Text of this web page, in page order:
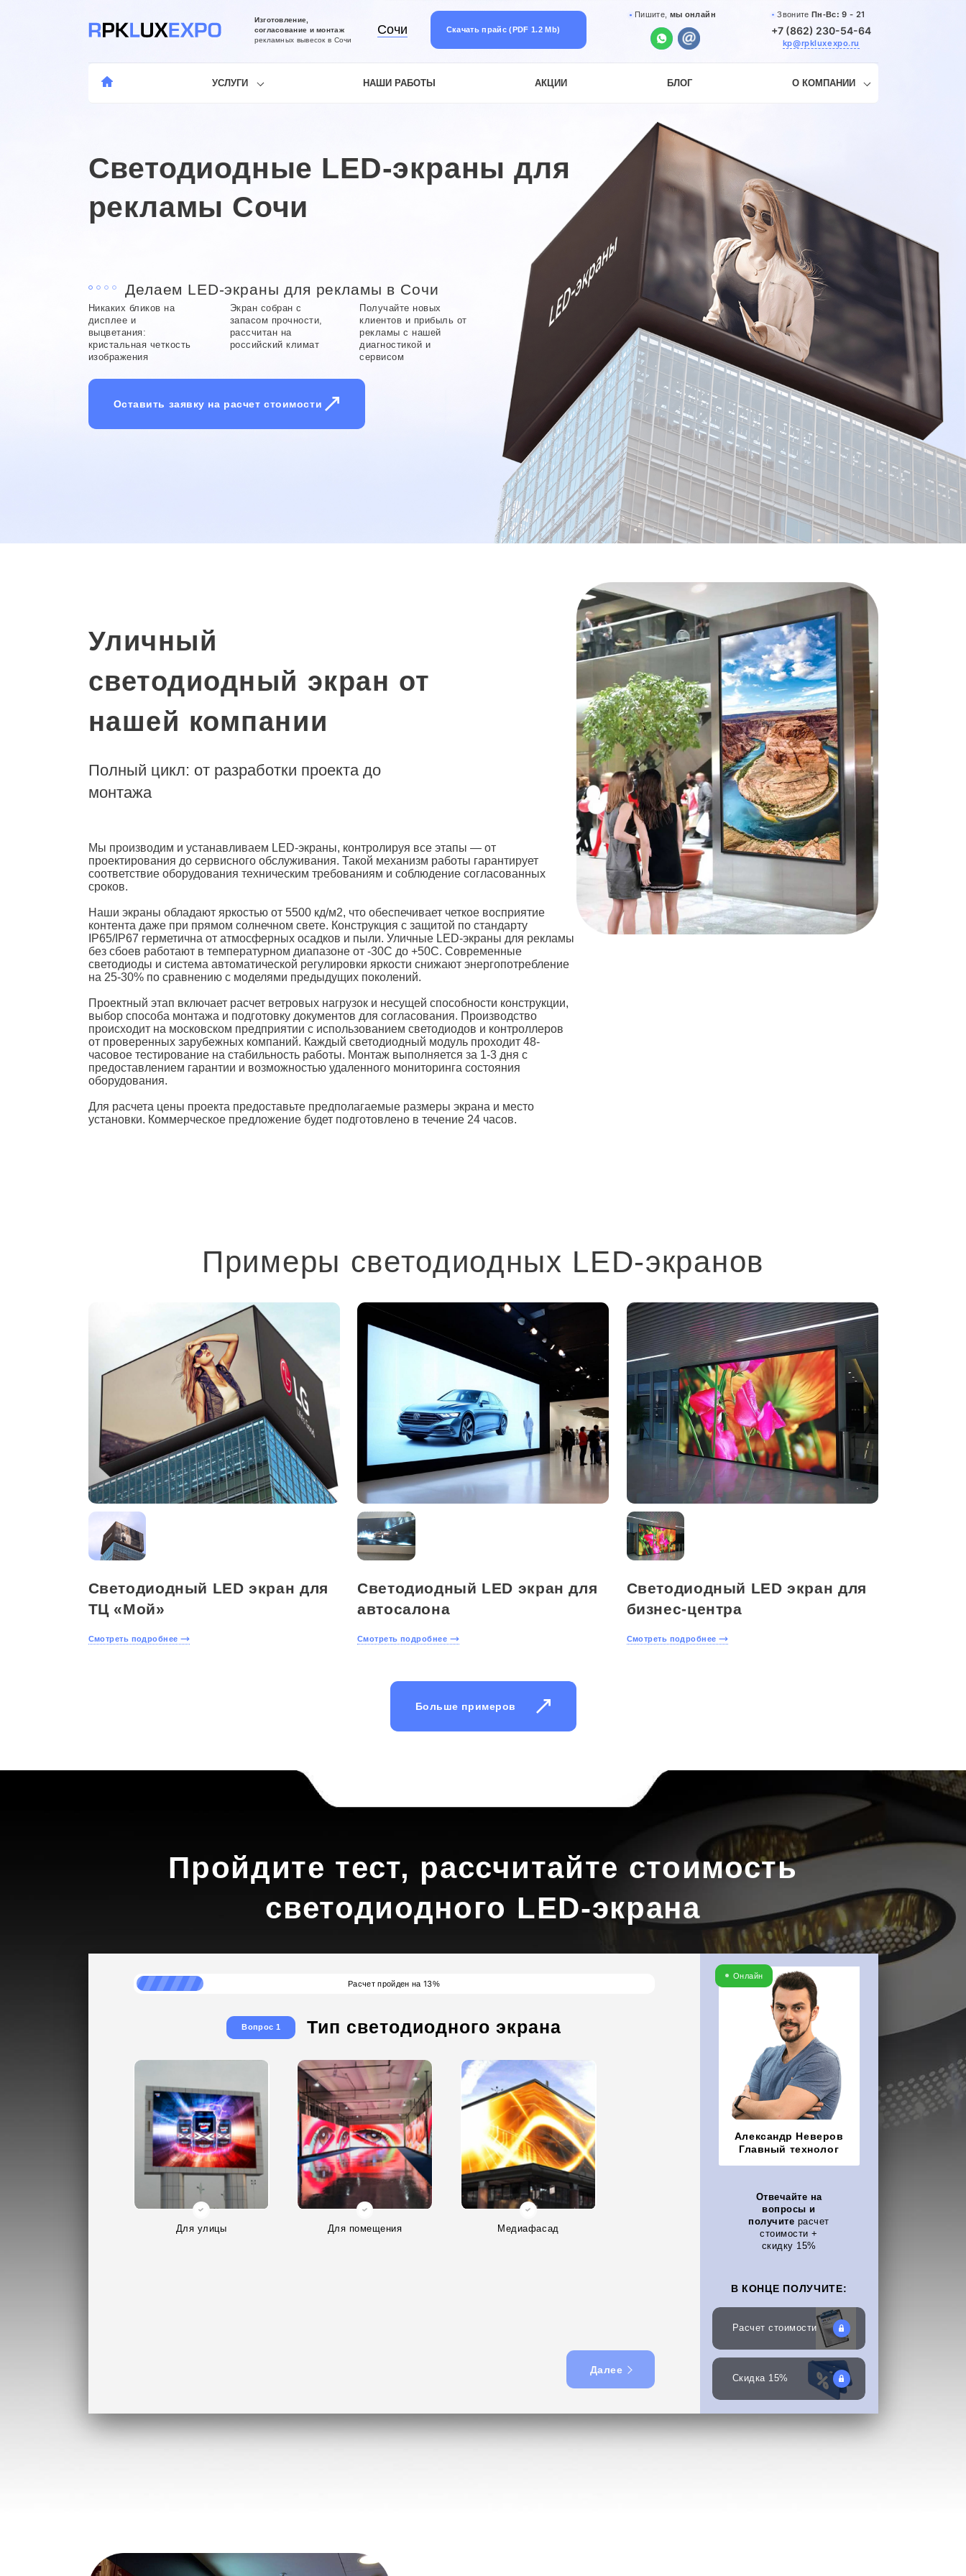
Изготовление,
согласование и монтаж
рекламных вывесок в Сочи
Сочи Скачать прайс (PDF 1.2 Mb)
Пишите, мы онлайн ЗвонитеПн-Вс:9 - 21
+7 (862) 230-54-64
kp@rpkluxexpo.ru
УСЛУГИ НАШИ РАБОТЫ АКЦИИ БЛОГ О КОМПАНИИ
Светодиодные LED-экраны для
рекламы Сочи
Делаем LED-экраны для рекламы в Сочи
Никаких бликов на
дисплее и
выцветания:
кристальная четкость
изображения
Экран собран с
запасом прочности,
рассчитан на
российский климат
Получайте новых
клиентов и прибыль от
рекламы с нашей
диагностикой и
сервисом
Оставить заявку на расчет стоимости
Уличный
светодиодный экран от
нашей компании
Полный цикл: от разработки проекта до
монтажа
Мы производим и устанавливаем LED-экраны, контролируя все этапы — от
проектирования до сервисного обслуживания. Такой механизм работы гарантирует
соответствие оборудования техническим требованиям и соблюдение согласованных
сроков.
Наши экраны обладают яркостью от 5500 кд/м2, что обеспечивает четкое восприятие
контента даже при прямом солнечном свете. Конструкция с защитой по стандарту
IP65/IP67 герметична от атмосферных осадков и пыли. Уличные LED-экраны для рекламы
без сбоев работают в температурном диапазоне от -30C до +50C. Современные
светодиоды и система автоматической регулировки яркости снижают энергопотребление
на 25-30% по сравнению с моделями предыдущих поколений.
Проектный этап включает расчет ветровых нагрузок и несущей способности конструкции,
выбор способа монтажа и подготовку документов для согласования. Производство
происходит на московском предприятии с использованием светодиодов и контроллеров
от проверенных зарубежных компаний. Каждый светодиодный модуль проходит 48-
часовое тестирование на стабильность работы. Монтаж выполняется за 1-3 дня с
предоставлением гарантии и возможностью удаленного мониторинга состояния
оборудования.
Для расчета цены проекта предоставьте предполагаемые размеры экрана и место
установки. Коммерческое предложение будет подготовлено в течение 24 часов.
Примеры светодиодных LED-экранов
Светодиодный LED экран для
ТЦ «Мой»
Смотреть подробнее
Светодиодный LED экран для
автосалона
Смотреть подробнее
Светодиодный LED экран для
бизнес-центра
Смотреть подробнее
Больше примеров
Пройдите тест, рассчитайте стоимость
светодиодного LED-экрана
Расчет пройден на13%
Вопрос 1 Тип светодиодного экрана
Для улицы Для помещения Медиафасад
Далее
Онлайн
Александр Неверов
Главный технолог
Отвечайте на
вопросы и
получите расчет
стоимости +
скидку 15%
В КОНЦЕ ПОЛУЧИТЕ:
Расчет стоимости
Скидка 15%